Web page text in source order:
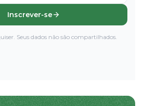
Inscrever-se
Seus dados não são compartilhados.